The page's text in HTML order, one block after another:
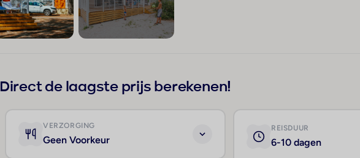
Direct de laagste prijs berekenen!
VERZORGING
Geen Voorkeur
REISDUUR
6-10 dagen